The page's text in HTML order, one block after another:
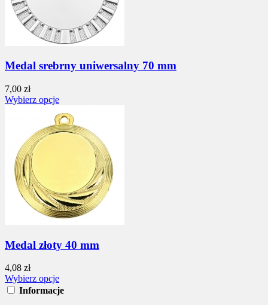
Medal srebrny uniwersalny 70 mm
7,00 zł
Wybierz opcje
Medal złoty 40 mm
4,08 zł
Wybierz opcje
Informacje